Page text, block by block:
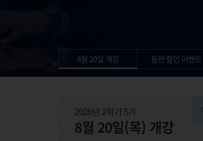
8월 20일 개강 동반 할인 이벤트
2026년 2학기 5기
8월 20일(목) 개강